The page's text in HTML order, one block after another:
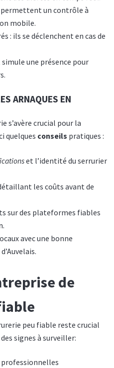
un contrôle à
mobile.
: ils se déclenchent en cas de
une présence pour
ARNAQUES EN
s’avère crucial pour la
quelques conseils pratiques :
et l’identité du serrurier
les coûts avant de
sur des plateformes fiables
avec une bonne
de
peu fiable reste crucial
signes à surveiller: